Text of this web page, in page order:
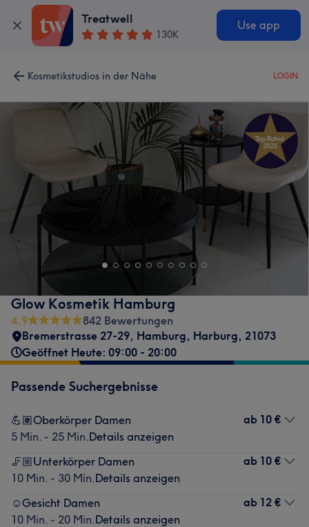
Treatwell
130K
Use app
Kosmetikstudios in der Nähe LOGIN
Glow Kosmetik Hamburg
4,9
842 Bewertungen
Bremerstrasse 27-29, Hamburg, Harburg, 21073
Geöffnet Heute: 09:00 - 20:00
Passende Suchergebnisse
💪🏽Oberkörper Damen
5 Min. - 25 Min.Details anzeigen
ab 10 €
🦵🏼Unterkörper Damen
10 Min. - 30 Min.Details anzeigen
ab 10 €
☺️Gesicht Damen
10 Min. - 20 Min.Details anzeigen
ab 12 €